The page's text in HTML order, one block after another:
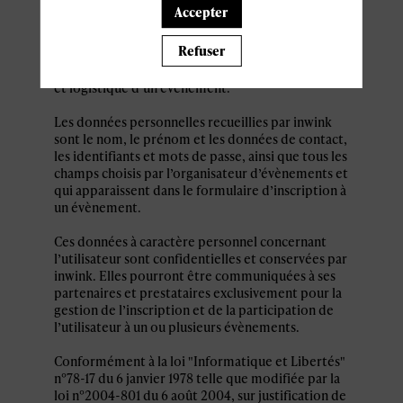
inwink est nécessaire pour permettre à
l’utilisateur de s’inscrire à un évènement,
d’accéder au site d’un évènement, et de consulter
les informations relatives à l’organisation pratique
et logistique d’un évènement.
Les données personnelles recueillies par inwink
sont le nom, le prénom et les données de contact,
les identifiants et mots de passe, ainsi que tous les
champs choisis par l’organisateur d’évènements et
qui apparaissent dans le formulaire d’inscription à
un évènement.
Ces données à caractère personnel concernant
l’utilisateur sont confidentielles et conservées par
inwink. Elles pourront être communiquées à ses
partenaires et prestataires exclusivement pour la
gestion de l’inscription et de la participation de
l’utilisateur à un ou plusieurs évènements.
Conformément à la loi "Informatique et Libertés"
n°78-17 du 6 janvier 1978 telle que modifiée par la
loi n°2004-801 du 6 août 2004, sur justification de
Accepter
Refuser